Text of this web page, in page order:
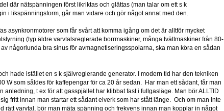
där nätspänningen först likriktas och glättas (man talar om ett s k
i likspänningsform, går man vidare och gör något annat med den.
asynkronmotorer som får svårt att komma igång om det är alltför mycket
(typ äldre varvtalsreglerade borrmaskiner, många tvättmaskiner från 80-
någorlunda bra sinus för avmagnetiseringsspolarna, ska man köra en sådan
hade istället en s k självreglerande generator. I modern tid har den tekniken
W som såldes för kaffepengar för ca 20 år sedan. Har man ett sådant, får man
t ex för att gasspjället har klibbat fast i fullgasläge. Man bör ALLTID
fritt innan man startar ett sådant elverk som har stått länge. Och om man inte
rätt varvtal, bör man mäta spänning och frekvens innan man kopplar in något